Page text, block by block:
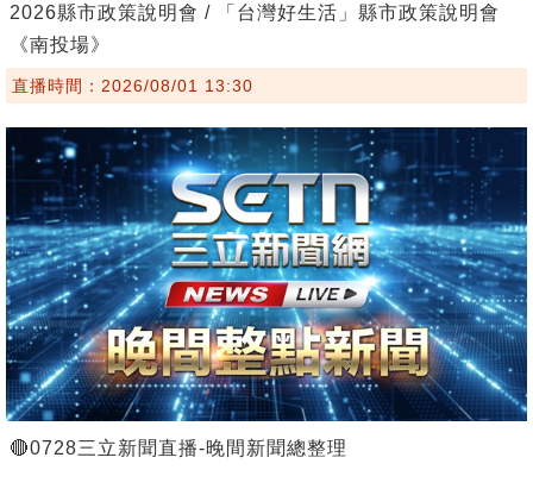
2026縣市政策說明會 / 「台灣好生活」縣市政策說明會
《南投場》
直播時間：2026/08/01 13:30
🔴0728三立新聞直播-晚間新聞總整理